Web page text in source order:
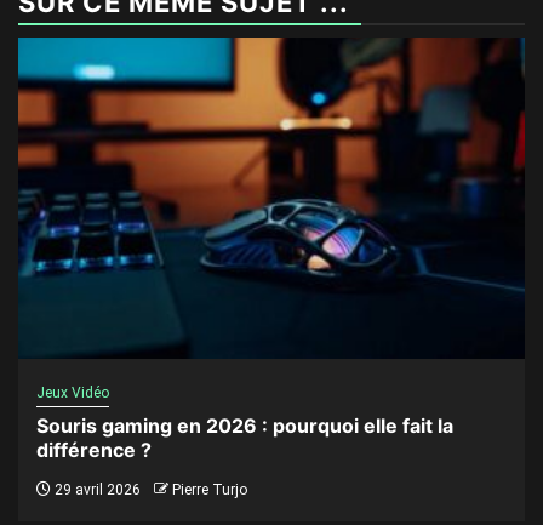
Jeux Vidéo
Souris gaming en 2026 : pourquoi elle fait la
différence ?
29 avril 2026 Pierre Turjo